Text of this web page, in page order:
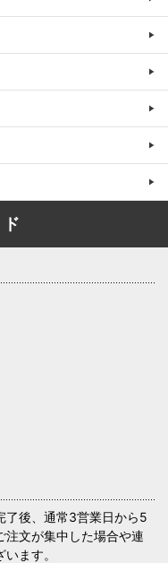
了後、通常3営業日から5
注文が集中した場合や連
ます。